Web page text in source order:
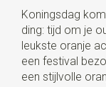
Koningsdag
ding: tijd om je
leukste oranje
een festival
een stijlvolle